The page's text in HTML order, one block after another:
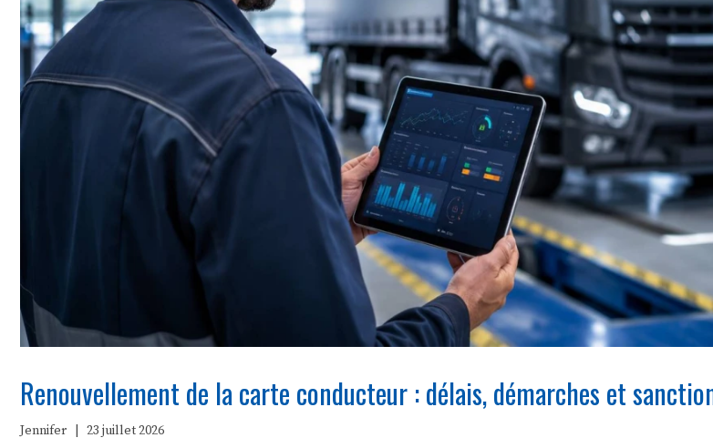
Renouvellement de la carte conducteur : délais, démarches et
Jennifer 23 juillet 2026